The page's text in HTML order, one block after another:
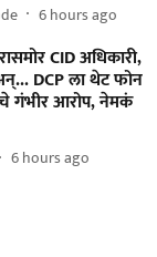
6 hours ago
CID अधिकारी,
अन्... DCP ला थेट फोन
गंभीर आरोप, नेमकं
6 hours ago